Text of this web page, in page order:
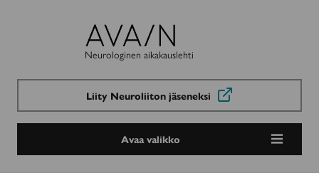
Avain-
lehti
Neurologinen aikakauslehti
Liity Neuroliiton jäseneksi
Avaa valikko